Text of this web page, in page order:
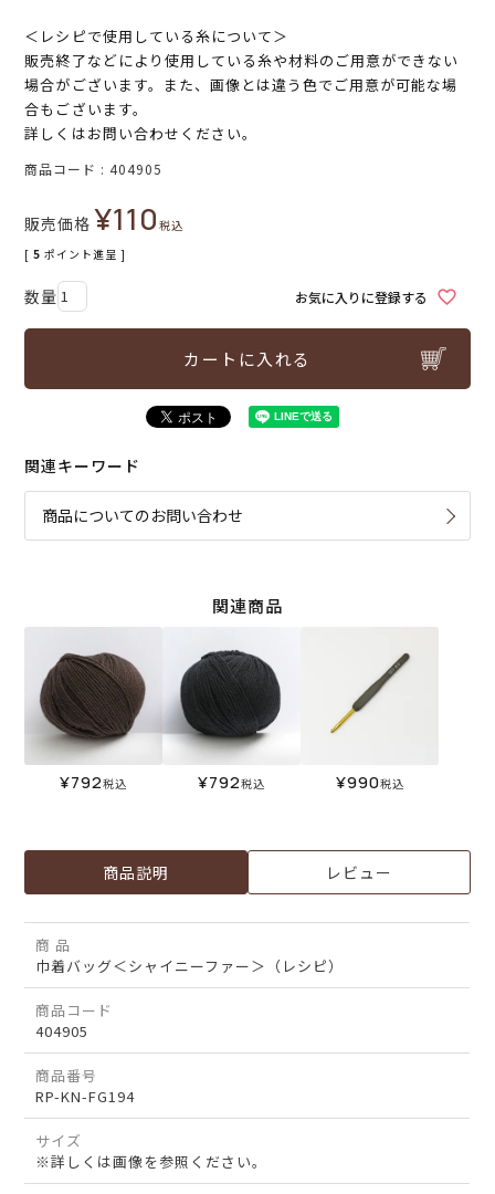
＜レシピで使用している糸について＞
販売終了などにより使用している糸や材料のご用意ができない
場合がございます。また、画像とは違う色でご用意が可能な場
合もございます。
詳しくはお問い合わせください。
商品コード 404905
販売価格 ¥110税込
[ 5 ポイント進呈 ]
お気に入りに登録する
カートに入れる
関連キーワード
商品についてのお問い合わせ
関連商品
¥792税込 ¥792税込 ¥990税込
商品説明 レビュー
商 品
巾着バッグ＜シャイニーファー＞（レシピ）
商品コード
404905
商品番号
RP-KN-FG194
サイズ
※詳しくは画像を参照ください。